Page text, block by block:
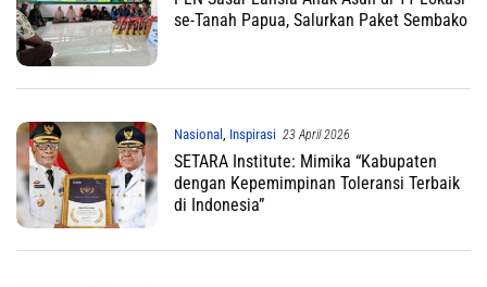
se-Tanah Papua, Salurkan Paket Sembako
Nasional Inspirasi 23 April 2026
SETARA Institute: Mimika “Kabupaten
dengan Kepemimpinan Toleransi Terbaik
di Indonesia”